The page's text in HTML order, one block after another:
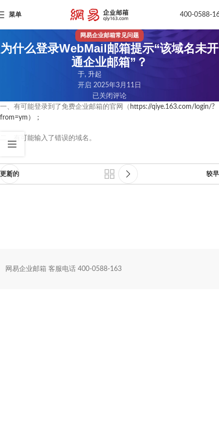
菜单 400-0588-
网易企业邮箱常见问题
为什么登录WebMail邮箱提示“该域名未开
通企业邮箱”？
于, 升起
开启 2025年3月11日
已关闭评论
一、有可能登录到了免费企业邮箱的官网（ https://qiye.163.com/login/?
from=ym）；
二、有可能输入了错误的域名。
更新的 较早
网易企业邮箱 客服电话 400-0588-163